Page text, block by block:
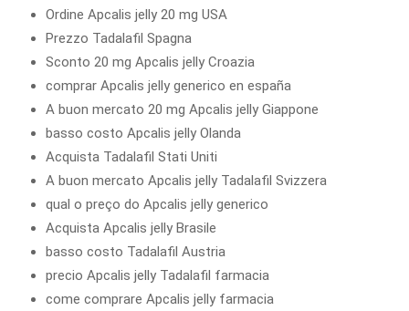
Ordine Apcalis jelly 20 mg USA
Prezzo Tadalafil Spagna
Sconto 20 mg Apcalis jelly Croazia
comprar Apcalis jelly generico en españa
A buon mercato 20 mg Apcalis jelly Giappone
basso costo Apcalis jelly Olanda
Acquista Tadalafil Stati Uniti
A buon mercato Apcalis jelly Tadalafil Svizzera
qual o preço do Apcalis jelly generico
Acquista Apcalis jelly Brasile
basso costo Tadalafil Austria
precio Apcalis jelly Tadalafil farmacia
come comprare Apcalis jelly farmacia